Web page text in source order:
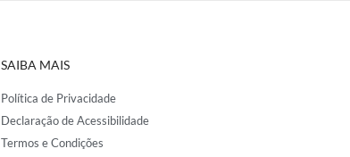
SAIBA MAIS
Política de Privacidade
Declaração de Acessibilidade
Termos e Condições